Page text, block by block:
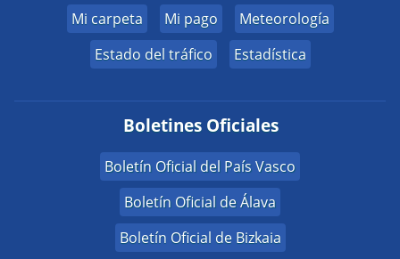
Mi carpeta
Mi pago
Meteorología
Estado del tráfico
Estadística
Boletines Oficiales
Boletín Oficial del País Vasco
Boletín Oficial de Álava
Boletín Oficial de Bizkaia